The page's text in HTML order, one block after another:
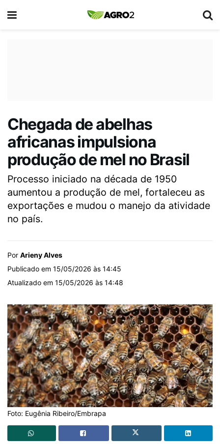
Chegada de abelhas
africanas impulsiona
produção de mel no Brasil
Processo iniciado na década de 1950
aumentou a produção de mel, fortaleceu as
exportações e mudou o manejo da atividade
no país.
Por Arieny Alves
Publicado em 15/05/2026 às 14:45
Atualizado em 15/05/2026 às 14:48
Foto: Eugênia Ribeiro/Embrapa